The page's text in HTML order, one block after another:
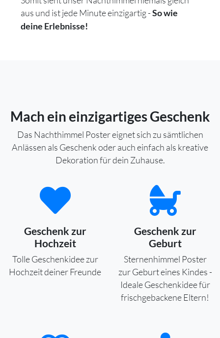
aus und ist jede Minute einzigartig -So wie
deine Erlebnisse!
Mach ein einzigartiges Geschenk
Das Nachthimmel Poster eignet sich zu sämtlichen
Anlässen als Geschenk oder auch einfach als kreative
Dekoration für dein Zuhause.
Geschenk zur
Hochzeit
Tolle Geschenkidee zur
Hochzeit deiner Freunde
Geschenk zur
Geburt
Sternenhimmel Poster
zur Geburt eines Kindes -
Ideale Geschenkidee für
frischgebackene Eltern!